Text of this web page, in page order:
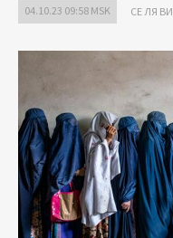
04.10.23 09:58 MSK СЕ ЛЯ ВИ